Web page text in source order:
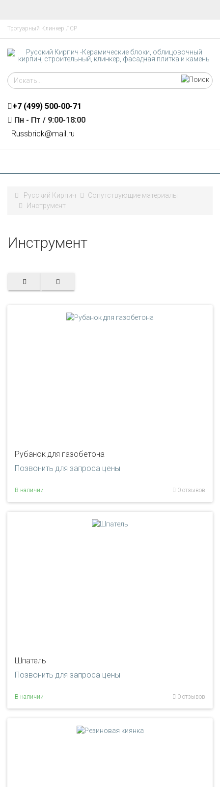
Тротуарный Клинкер ЛСР
+7 (499) 500-00-71
Пн - Пт / 9:00-18:00
Russbrick@mail.ru
Русский Кирпич
Сопутствующие материалы
Инструмент
Инструмент
Рубанок для газобетона
Позвонить для запроса цены
В наличии 0 отзывов
Шпатель
Позвонить для запроса цены
В наличии 0 отзывов